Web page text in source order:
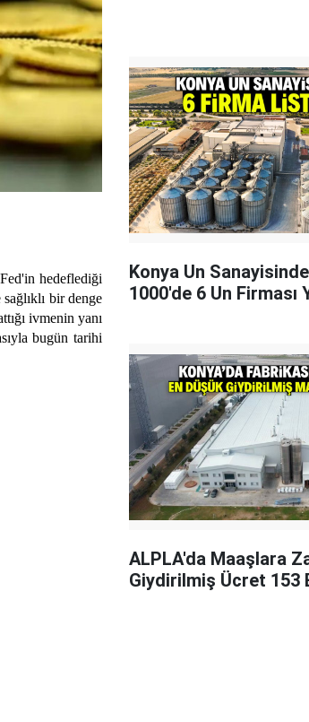
hedeflediği
bir denge
ivmenin yanı
bugün tarihi
Konya Un
1000'de 6 Un Firması
ALPLA'da Maaşlara
Giydirilmiş Ücret 153